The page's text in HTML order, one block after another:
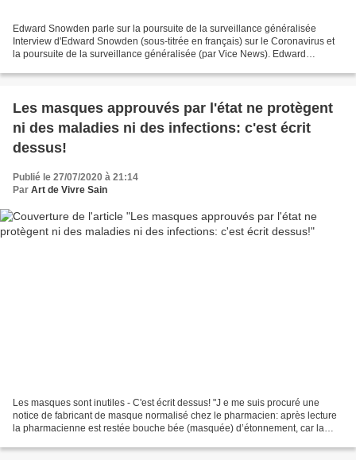
Edward Snowden parle sur la poursuite de la surveillance généralisée
Interview d'Edward Snowden (sous-titrée en français) sur le Coronavirus et
la poursuite de la surveillance généralisée (par Vice News). Edward
Les masques approuvés par l'état ne protègent
ni des maladies ni des infections: c'est écrit
dessus!
Publié le 27/07/2020 à 21:14
Par Art de Vivre Sain
Les masques sont inutiles - C'est écrit dessus! "J e me suis procuré une
notice de fabricant de masque normalisé chez le pharmacien: après lecture
la pharmacienne est restée bouche bée (masquée) d’étonnement, car la